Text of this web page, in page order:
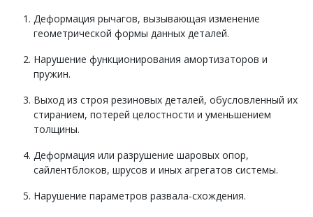
Деформация рычагов, вызывающая изменение
геометрической формы данных деталей.
Нарушение функционирования амортизаторов и
пружин.
Выход из строя резиновых деталей, обусловленный их
стиранием, потерей целостности и уменьшением
толщины.
Деформация или разрушение шаровых опор,
сайлентблоков, шрусов и иных агрегатов системы.
Нарушение параметров развала-схождения.